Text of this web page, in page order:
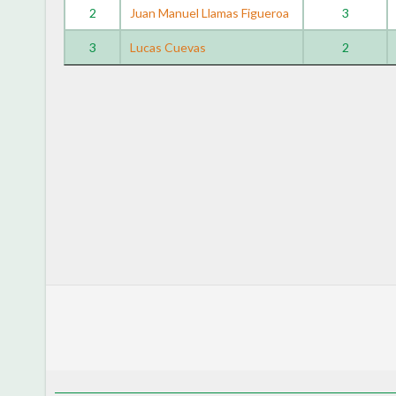
2 Juan Manuel Llamas Figueroa 3
3 Lucas Cuevas 2